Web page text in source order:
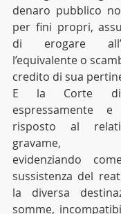
denaro pubblico
per fini propri,
di erogare
l’equivalente o
credito di sua
E la Corte di
espressamente e
risposto al
gravame,
evidenziando
sussistenza del
la diversa
somme,